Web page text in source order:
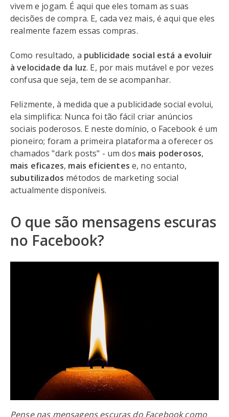
vivem e jogam. É aqui que eles tomam as suas
decisões de compra. E, cada vez mais, é aqui que eles
realmente fazem essas compras.
Como resultado, a publicidade social está a evoluir
à velocidade da luz. E, por mais mutável e por vezes
confusa que seja, tem de se acompanhar.
Felizmente, à medida que a publicidade social evolui,
ela simplifica: Nunca foi tão fácil criar anúncios
sociais poderosos. E neste domínio, o Facebook é um
pioneiro; foram a primeira plataforma a oferecer os
chamados "dark posts" - um dos mais poderosos,
mais eficazes, mais eficientes e, no entanto,
subutilizados métodos de marketing social
actualmente disponíveis.
O que são mensagens escuras
no Facebook?
Pense nas mensagens escuras do Facebook como